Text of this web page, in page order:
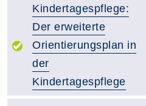
Kindertagespflege:
Der erweiterte
Orientierungsplan in
der
Kindertagespflege